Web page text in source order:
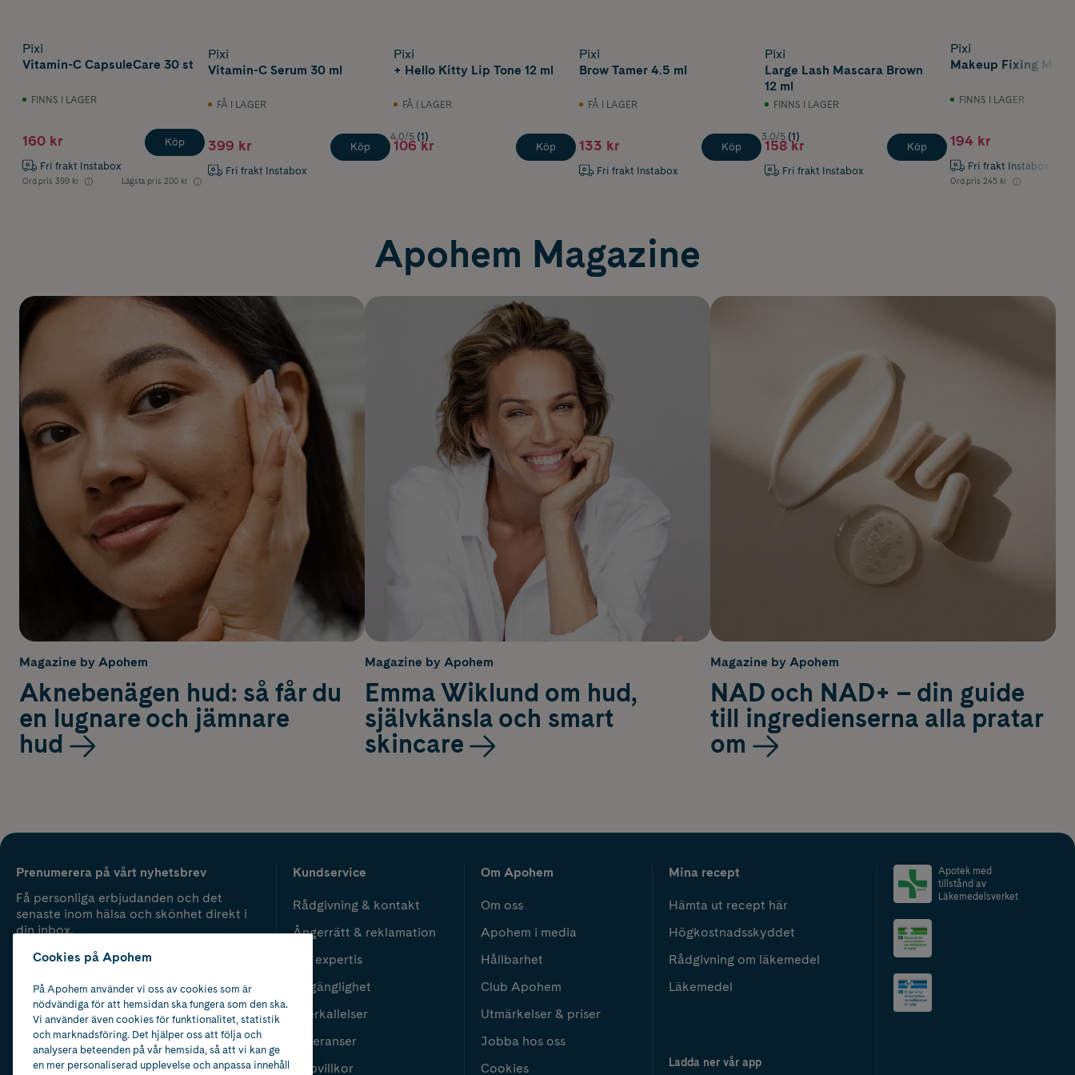
Pixi
Vitamin-C CapsuleCare 30 st
FINNS I LAGER
160 kr
Fri frakt Instabox
Ord.pris 399 kr Lägsta pris 200 kr
Köp
Pixi
Vitamin-C Serum 30 ml
FÅ I LAGER
399 kr
Fri frakt Instabox
Köp
Pixi
+ Hello Kitty Lip Tone 12 ml
FÅ I LAGER
4.0/5 (1)
106 kr Köp
Pixi
Brow Tamer 4.5 ml
FÅ I LAGER
133 kr
Fri frakt Instabox
Köp
Pixi
Large Lash Mascara Brown
12 ml
FINNS I LAGER
3.0/5 (1)
158 kr
Fri frakt Instabox
Köp
Pixi
Makeup Fixing Mist
FINNS I LAGER
194 kr
Fri frakt Instabox
Ord.pris 245 kr
Apohem Magazine
Magazine by Apohem
Aknebenägen hud: så får du
en lugnare och jämnare
hud
Magazine by Apohem
Emma Wiklund om hud,
självkänsla och smart
skincare
Magazine by Apohem
NAD och NAD+ – din guide
till ingredienserna alla pratar
om
Prenumerera på vårt nyhetsbrev
Få personliga erbjudanden och det
senaste inom hälsa och skönhet direkt i
din inbox.
Kundservice
Rådgivning & kontakt
Ångerrätt & reklamation
Vår expertis
Tillgänglighet
Återkallelser
Leveranser
Köpvillkor
Om Apohem
Om oss
Apohem i media
Hållbarhet
Club Apohem
Utmärkelser & priser
Jobba hos oss
Cookies
Mina recept
Hämta ut recept här
Högkostnadsskyddet
Rådgivning om läkemedel
Läkemedel
Ladda ner vår app
Apotek med
tillstånd av
Läkemedelsverket
Cookies på Apohem
På Apohem använder vi oss av cookies som är
nödvändiga för att hemsidan ska fungera som den ska.
Vi använder även cookies för funktionalitet, statistik
och marknadsföring. Det hjälper oss att följa och
analysera beteenden på vår hemsida, så att vi kan ge
en mer personaliserad upplevelse och anpassa innehåll